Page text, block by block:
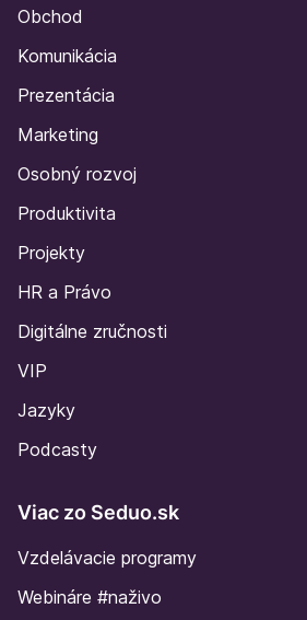
Obchod
Komunikácia
Prezentácia
Marketing
Osobný rozvoj
Produktivita
Projekty
HR a Právo
Digitálne zručnosti
VIP
Jazyky
Podcasty
Viac zo Seduo.sk
Vzdelávacie programy
Webináre #naživo